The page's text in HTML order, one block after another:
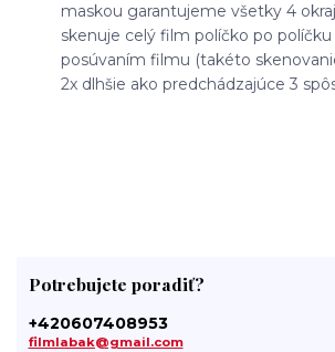
maskou garantujeme všetky 4
skenuje celý film políčko po
posúvaním filmu (takéto
2x dlhšie ako predchádzajúce 3
Potrebujete poradiť?
+420607408953
filmlabak@gmail.com